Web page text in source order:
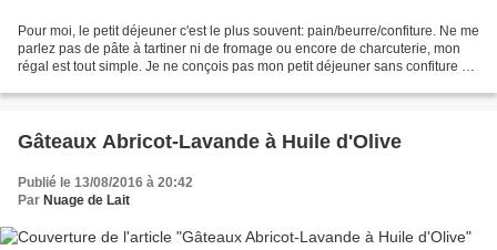
Pour moi, le petit déjeuner c'est le plus souvent: pain/beurre/confiture. Ne me
parlez pas de pâte à tartiner ni de fromage ou encore de charcuterie, mon
régal est tout simple. Je ne conçois pas mon petit déjeuner sans confiture et
Gâteaux Abricot-Lavande à Huile d'Olive
Publié le 13/08/2016 à 20:42
Par Nuage de Lait